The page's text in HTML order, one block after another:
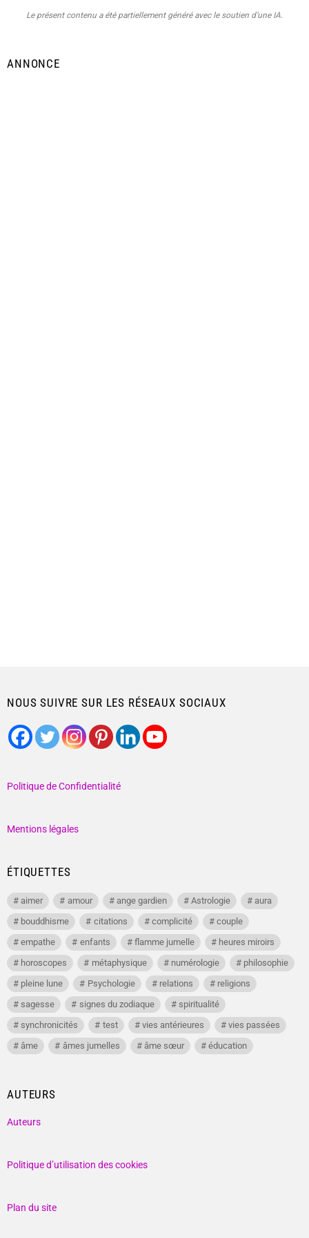
Le présent contenu a été partiellement généré avec le soutien d’une IA.
ANNONCE
NOUS SUIVRE SUR LES RÉSEAUX SOCIAUX
Politique de Confidentialité
Mentions légales
ÉTIQUETTES
aimer amour ange gardien Astrologie
aura
bouddhisme
citations complicité
couple
empathe
enfants flamme jumelle
heures miroirs
horoscopes
métaphysique numérologie
philosophie
pleine lune
Psychologie relations
religions
sagesse
signes du zodiaque
spiritualité
synchronicités
test vies antérieures
vies passées
âme
âmes jumelles âme sœur éducation
AUTEURS
Auteurs
Politique d’utilisation des cookies
Plan du site